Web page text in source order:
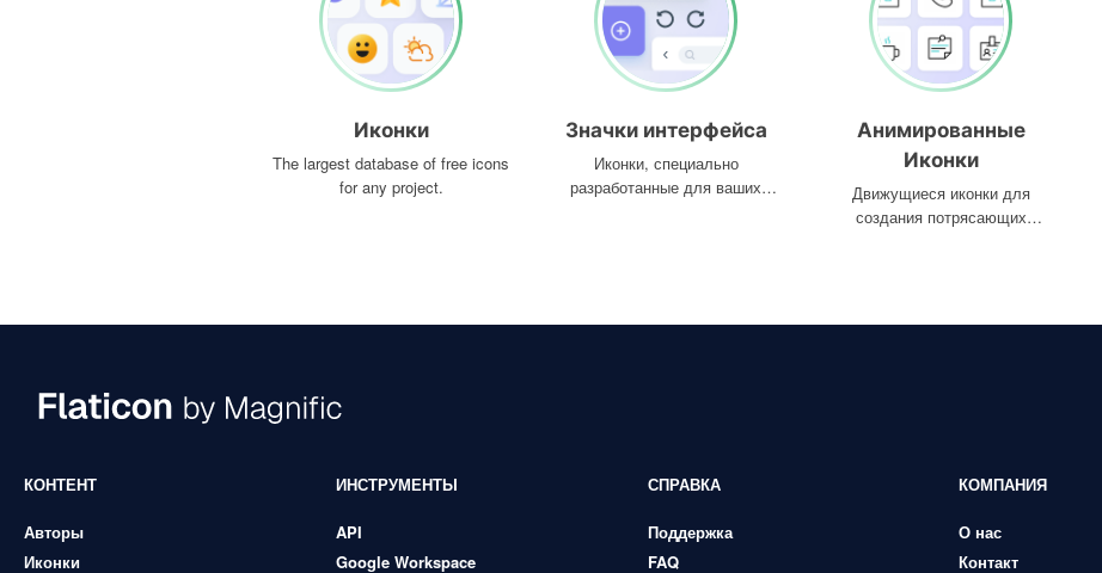
Иконки
The largest database of free icons
for any project.
Значки интерфейса
Иконки, специально
разработанные для ваших
Анимированные
Иконки
Движущиеся иконки для
создания потрясающих
КОНТЕНТ
Авторы
Иконки
ИНСТРУМЕНТЫ
API
Google Workspace
СПРАВКА
Поддержка
FAQ
КОМПАНИЯ
О нас
Контакт